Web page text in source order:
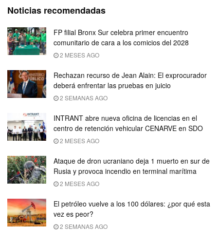
Noticias recomendadas
FP filial Bronx Sur celebra primer encuentro
comunitario de cara a los comicios del 2028
2 MESES AGO
Rechazan recurso de Jean Alain: El exprocurador
deberá enfrentar las pruebas en juicio
2 SEMANAS AGO
INTRANT abre nueva oficina de licencias en el
centro de retención vehicular CENARVE en SDO
2 MESES AGO
Ataque de dron ucraniano deja 1 muerto en sur de
Rusia y provoca incendio en terminal marítima
2 MESES AGO
El petróleo vuelve a los 100 dólares: ¿por qué esta
vez es peor?
2 SEMANAS AGO